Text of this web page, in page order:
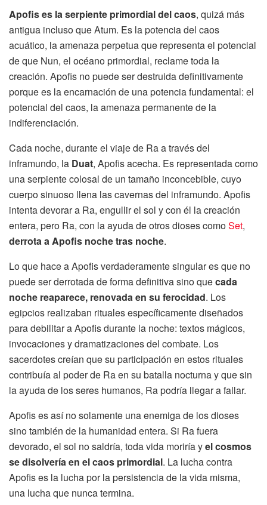
Apofis es la serpiente primordial del caos, quizá más
antigua incluso que Atum. Es la potencia del caos
acuático, la amenaza perpetua que representa el potencial
de que Nun, el océano primordial, reclame toda la
creación. Apofis no puede ser destruida definitivamente
porque es la encarnación de una potencia fundamental: el
potencial del caos, la amenaza permanente de la
indiferenciación.
Cada noche, durante el viaje de Ra a través del
inframundo, la Duat, Apofis acecha. Es representada como
una serpiente colosal de un tamaño inconcebible, cuyo
cuerpo sinuoso llena las cavernas del inframundo. Apofis
intenta devorar a Ra, engullir el sol y con él la creación
entera, pero Ra, con la ayuda de otros dioses comoSet,
derrota a Apofis noche tras noche.
Lo que hace a Apofis verdaderamente singular es que no
puede ser derrotada de forma definitiva sino quecada
noche reaparece, renovada en su ferocidad. Los
egipcios realizaban rituales específicamente diseñados
para debilitar a Apofis durante la noche: textos mágicos,
invocaciones y dramatizaciones del combate. Los
sacerdotes creían que su participación en estos rituales
contribuía al poder de Ra en su batalla nocturna y que sin
la ayuda de los seres humanos, Ra podría llegar a fallar.
Apofis es así no solamente una enemiga de los dioses
sino también de la humanidad entera. Si Ra fuera
devorado, el sol no saldría, toda vida moriría yel cosmos
se disolvería en el caos primordial. La lucha contra
Apofis es la lucha por la persistencia de la vida misma,
una lucha que nunca termina.